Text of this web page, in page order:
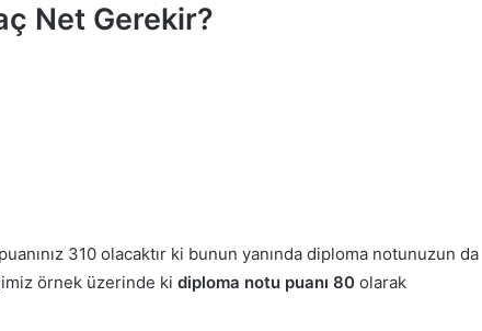
Net Gerekir?
310 olacaktır ki bunun yanında diploma notunuzun da
örnek üzerinde ki diploma notu puanı 80 olarak